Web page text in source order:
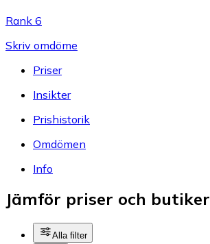
Rank 6
Skriv omdöme
Priser
Insikter
Prishistorik
Omdömen
Info
Jämför priser och butiker
Alla filter